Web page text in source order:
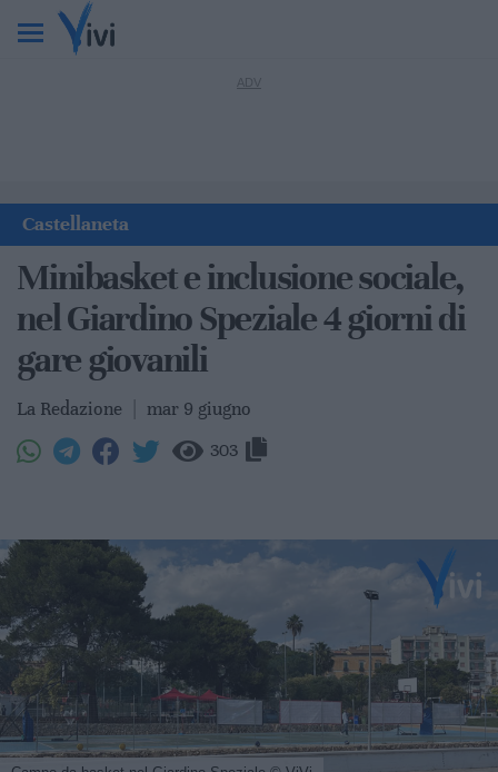
Castellaneta
Minibasket e inclusione sociale,
nel Giardino Speziale 4 giorni di
gare giovanili
La Redazione mar 9 giugno
303